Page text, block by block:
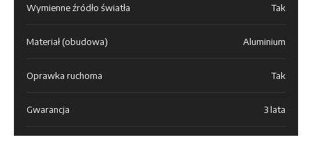
Wymienne źródło światła Tak
Materiał (obudowa) Aluminium
Oprawka ruchoma Tak
Gwarancja 3 lata